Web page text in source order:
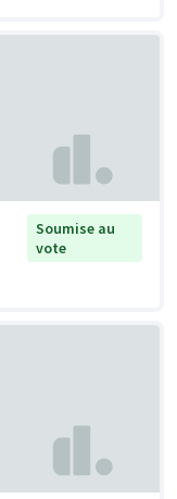
Soumise au
vote